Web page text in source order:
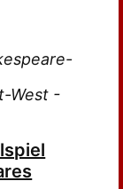
West -